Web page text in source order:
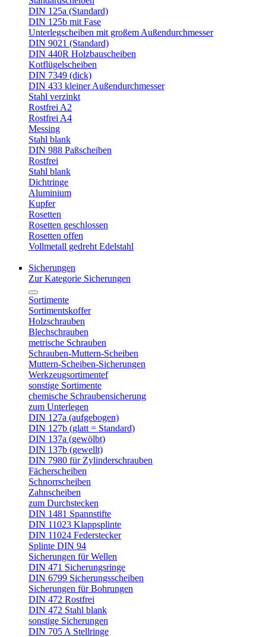
DIN 125a (Standard)
DIN 125b mit Fase
Unterlegscheiben mit großem Außendurchmesser
DIN 9021 (Standard)
DIN 440R Holzbauscheiben
Kotflügelscheiben
DIN 7349 (dick)
DIN 433 kleiner Außendurchmesser
Stahl verzinkt
Rostfrei A2
Rostfrei A4
Messing
Stahl blank
DIN 988 Paßscheiben
Rostfrei
Stahl blank
Dichtringe
Aluminium
Kupfer
Rosetten
Rosetten geschlossen
Rosetten offen
Vollmetall gedreht Edelstahl
Sicherungen
Zur Kategorie Sicherungen
Sortimente
Sortimentskoffer
Holzschrauben
Blechschrauben
metrische Schrauben
Schrauben-Muttern-Scheiben
Muttern-Scheiben-Sicherungen
Werkzeugsortimentef
sonstige Sortimente
chemische Schraubensicherung
zum Unterlegen
DIN 127a (aufgebogen)
DIN 127b (glatt = Standard)
DIN 137a (gewölbt)
DIN 137b (gewellt)
DIN 7980 für Zylinderschrauben
Fächerscheiben
Schnorrscheiben
Zahnscheiben
zum Durchstecken
DIN 1481 Spannstifte
DIN 11023 Klappsplinte
DIN 11024 Federstecker
Splinte DIN 94
Sicherungen für Wellen
DIN 471 Sicherungsringe
DIN 6799 Sicherungsscheiben
Sicherungen für Bohrungen
DIN 472 Rostfrei
DIN 472 Stahl blank
sonstige Sicherungen
DIN 705 A Stellringe